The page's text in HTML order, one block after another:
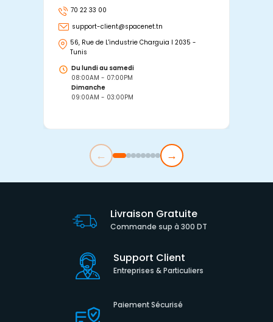
70 22 33 00
support-client@spacenet.tn
56, Rue de L'industrie Charguia I 2035 -
Tunis
Du lundi au samedi
08:00AM - 07:00PM
Dimanche
09:00AM - 03:00PM
← →
Livraison Gratuite
Commande sup à 300 DT
Support Client
Entreprises & Particuliers
Paiement Sécurisé